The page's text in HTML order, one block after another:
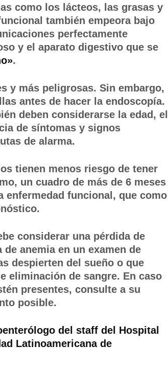
como los lácteos, las grasas y
también empeora bajo
perfectamente
y el aparato digestivo que se
.
y más peligrosas. Sin embargo,
antes de hacer la endoscopía.
deben considerarse la edad, el
de síntomas y signos
de alarma.
tienen menos riesgo de tener
un cuadro de más de 6 meses
enfermedad funcional, que como
considerar una pérdida de
anemia en un examen de
despierten del sueño o que
eliminación de sangre. En caso
presentes, consulte a su
posible.
del staff del Hospital
Latinoamericana de